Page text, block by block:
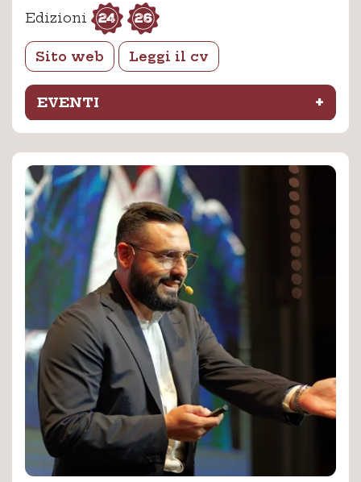
Edizioni
24 26
Sito web Leggi il cv
EVENTI +